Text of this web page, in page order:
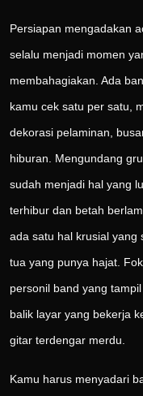
Persiapan mengadakan
selalu menjadi momen
membahagiakan. Ada
kamu cek satu per satu,
dekorasi pelaminan,
hiburan. Mengundang
sudah menjadi hal yang
terhibur dan betah
ada satu hal krusial yang
tua yang punya hajat.
personil band yang
balik layar yang bekerja
gitar terdengar merdu.
Kamu harus menyadari